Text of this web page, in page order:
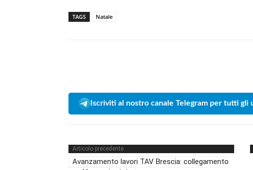
TAGS Natale
Iscriviti al nostro canale Telegram per tutti gli
Articolo precedente
Avanzamento lavori TAV Brescia: collegamento